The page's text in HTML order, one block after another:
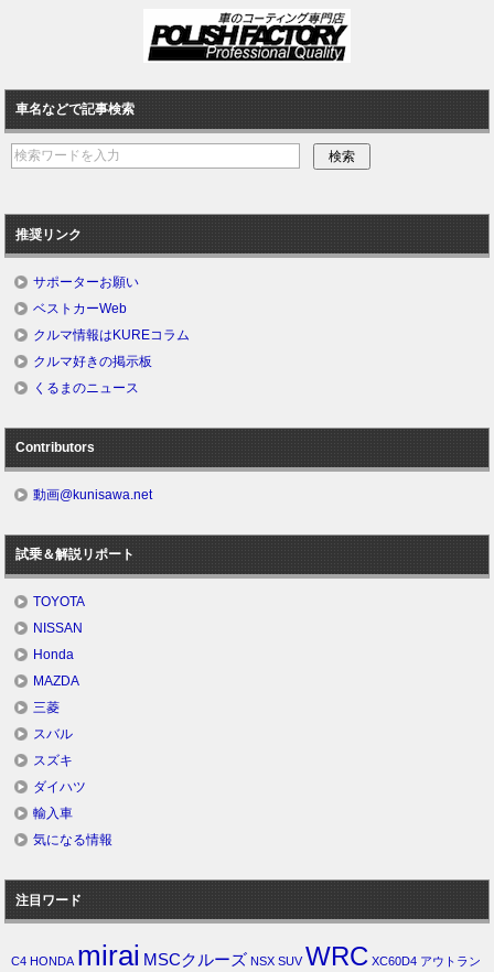
車名などで記事検索
推奨リンク
サポーターお願い
ベストカーWeb
クルマ情報はKUREコラム
クルマ好きの掲示板
くるまのニュース
Contributors
動画@kunisawa.net
試乗＆解説リポート
TOYOTA
NISSAN
Honda
MAZDA
三菱
スバル
スズキ
ダイハツ
輸入車
気になる情報
注目ワード
C4 HONDA mirai MSCクルーズ NSX SUV WRC XC60D4 アウトラン